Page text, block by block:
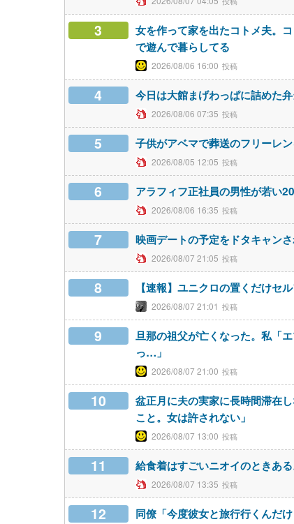
3
女を作って家を出たコトメ夫。
で遊んで暮らしてる
2026/08/06 16:00
4 今日は大館まげわっぱに詰めた
2026/08/06 07:35
5 子供がアベマで葬送のフリーレ
2026/08/05 12:05
6 アラフィフ正社員の男性が若い
2026/08/06 16:35
7 映画デートの予定をドタキャン
2026/08/07 21:05
8 【速報】ユニクロの置くだけセ
2026/08/07 21:01
9
旦那の祖父が亡くなった。私「
っ…」
2026/08/07 21:00
10
盆正月に夫の実家に長時間滞在
こと。女は許されない」
2026/08/07 13:00
11 給食着はすごいニオイのときあ
2026/08/07 13:35
12 同僚「今度彼女と旅行行くん